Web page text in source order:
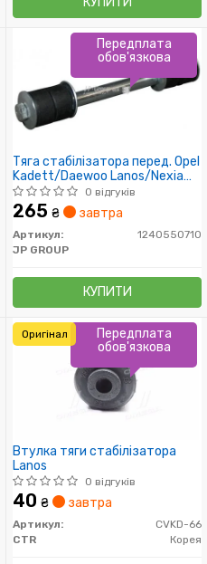
Тяга стабілізатора перед. Opel
Kadett/Daewoo Lanos/Nexia
91-
0 відгуків
265 ₴ завтра
Артикул:
1240550710
JP GROUP
КУПИТИ
Передплата
обов'язкова
Втулка тяги стабілізатора
Lanos
0 відгуків
40 ₴ завтра
Артикул:
CVKD-66
CTR
Корея
Передплата
обов'язкова
Оригінал